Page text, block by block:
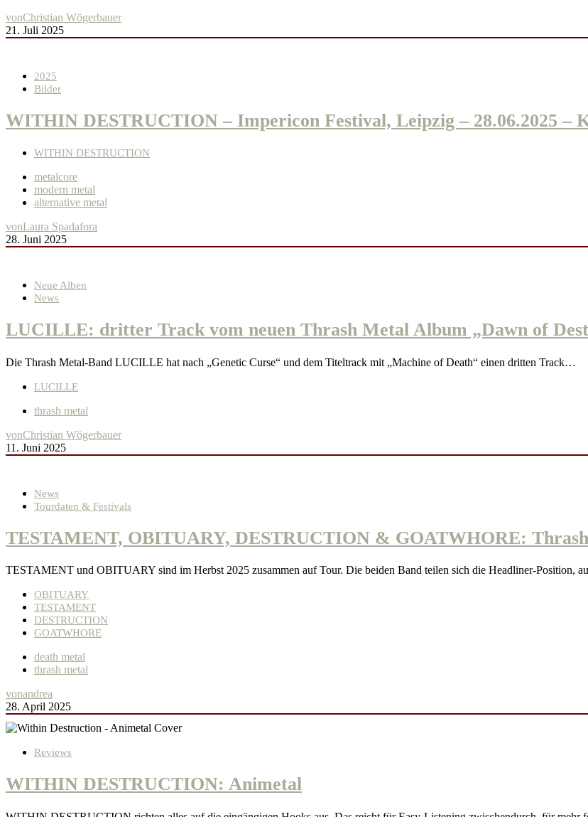
vonChristian Wögerbauer
21. Juli 2025
2025
Bilder
WITHIN DESTRUCTION – Impericon Festival, Leipzig – 28.06.2025 –
WITHIN DESTRUCTION
metalcore
modern metal
alternative metal
vonLaura Spadafora
28. Juni 2025
Neue Alben
News
LUCILLE: dritter Track vom neuen Thrash Metal Album „Dawn of
Die Thrash Metal-Band LUCILLE hat nach „Genetic Curse“ und dem Titeltrack mit „Machine of Death“ einen dritten Track…
LUCILLE
thrash metal
vonChristian Wögerbauer
11. Juni 2025
News
Tourdaten & Festivals
TESTAMENT, OBITUARY, DESTRUCTION & GOATWHORE:
TESTAMENT und OBITUARY sind im Herbst 2025 zusammen auf Tour. Die beiden Band teilen sich die Headliner-Position,
OBITUARY
TESTAMENT
DESTRUCTION
GOATWHORE
death metal
thrash metal
vonandrea
28. April 2025
Reviews
WITHIN DESTRUCTION: Animetal